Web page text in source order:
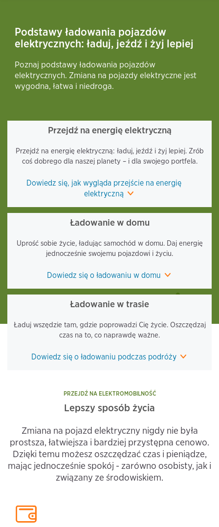
Podstawy ładowania pojazdów
elektrycznych: ładuj, jeźdź i żyj lepiej
Poznaj podstawy ładowania pojazdów
elektrycznych. Zmiana na pojazdy elektryczne jest
wygodna, łatwa i niedroga.
Przejdź na energię elektryczną
Przejdź na energię elektryczną: ładuj, jeźdź i żyj lepiej. Zrób
coś dobrego dla naszej planety – i dla swojego portfela.
Dowiedz się, jak wygląda przejście na energię
elektryczną
Ładowanie w domu
Uprość sobie życie, ładując samochód w domu. Daj energię
jednocześnie swojemu pojazdowi i życiu.
Dowiedz się o ładowaniu w domu
Ładowanie w trasie
Ładuj wszędzie tam, gdzie poprowadzi Cię życie. Oszczędzaj
czas na to, co naprawdę ważne.
Dowiedz się o ładowaniu podczas podróży
PRZEJDŹ NA ELEKTROMOBILNOŚĆ
Lepszy sposób życia
Zmiana na pojazd elektryczny nigdy nie była
prostsza, łatwiejsza i bardziej przystępna cenowo.
Dzięki temu możesz oszczędzać czas i pieniądze,
mając jednocześnie spokój - zarówno osobisty, jak i
związany ze środowiskiem.